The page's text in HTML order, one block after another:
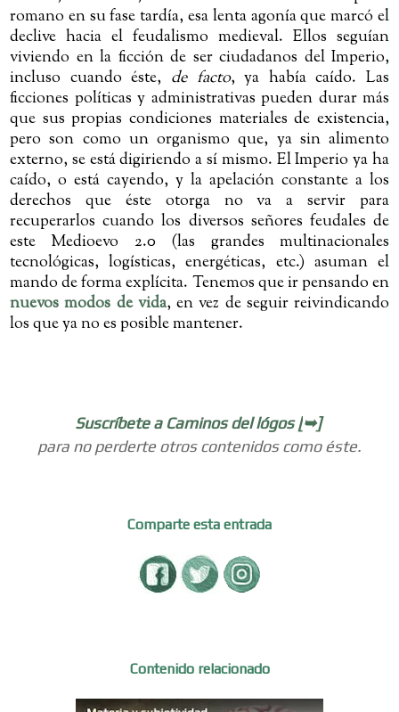
romano en su fase tardía, esa lenta agonía que marcó el
declive hacia el feudalismo medieval. Ellos seguían
viviendo en la ficción de ser ciudadanos del Imperio,
incluso cuando éste, de facto, ya había caído. Las
ficciones políticas y administrativas pueden durar más
que sus propias condiciones materiales de existencia,
pero son como un organismo que, ya sin alimento
externo, se está digiriendo a sí mismo. El Imperio ya ha
caído, o está cayendo, y la apelación constante a los
derechos que éste otorga no va a servir para
recuperarlos cuando los diversos señores feudales de
este Medioevo 2.0 (las grandes multinacionales
tecnológicas, logísticas, energéticas, etc.) asuman el
mando de forma explícita. Tenemos que ir pensando en
nuevos modos de vida, en vez de seguir reivindicando
los que ya no es posible mantener.
Suscríbete a Caminos del lógos [➥]
para no perderte otros contenidos como éste.
Comparte esta entrada
Contenido relacionado